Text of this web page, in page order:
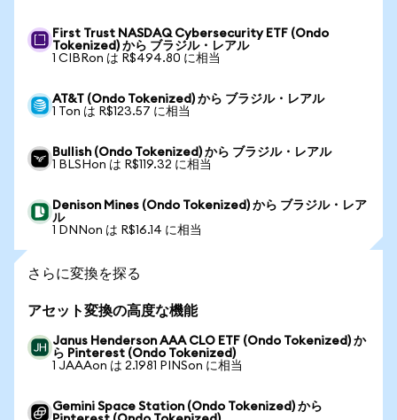
First Trust NASDAQ Cybersecurity ETF (Ondo
Tokenized) から ブラジル・レアル
1 CIBRon は R$494.80 に相当
AT&T (Ondo Tokenized) から ブラジル・レアル
1 Ton は R$123.57 に相当
Bullish (Ondo Tokenized) から ブラジル・レアル
1 BLSHon は R$119.32 に相当
Denison Mines (Ondo Tokenized) から ブラジル・レア
ル
1 DNNon は R$16.14 に相当
さらに変換を探る
アセット変換の高度な機能
Janus Henderson AAA CLO ETF (Ondo Tokenized) か
ら Pinterest (Ondo Tokenized)
1 JAAAon は 2.1981 PINSon に相当
Gemini Space Station (Ondo Tokenized) から